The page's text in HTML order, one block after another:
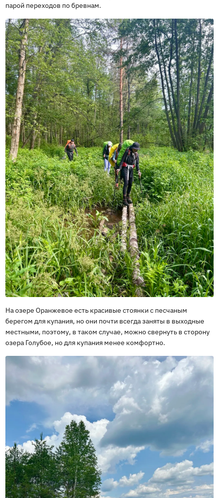
парой переходов по бревнам.
На озере Оранжевое есть красивые стоянки с песчаным
берегом для купания, но они почти всегда заняты в выходные
местными, поэтому, в таком случае, можно свернуть в сторону
озера Голубое, но для купания менее комфортно.